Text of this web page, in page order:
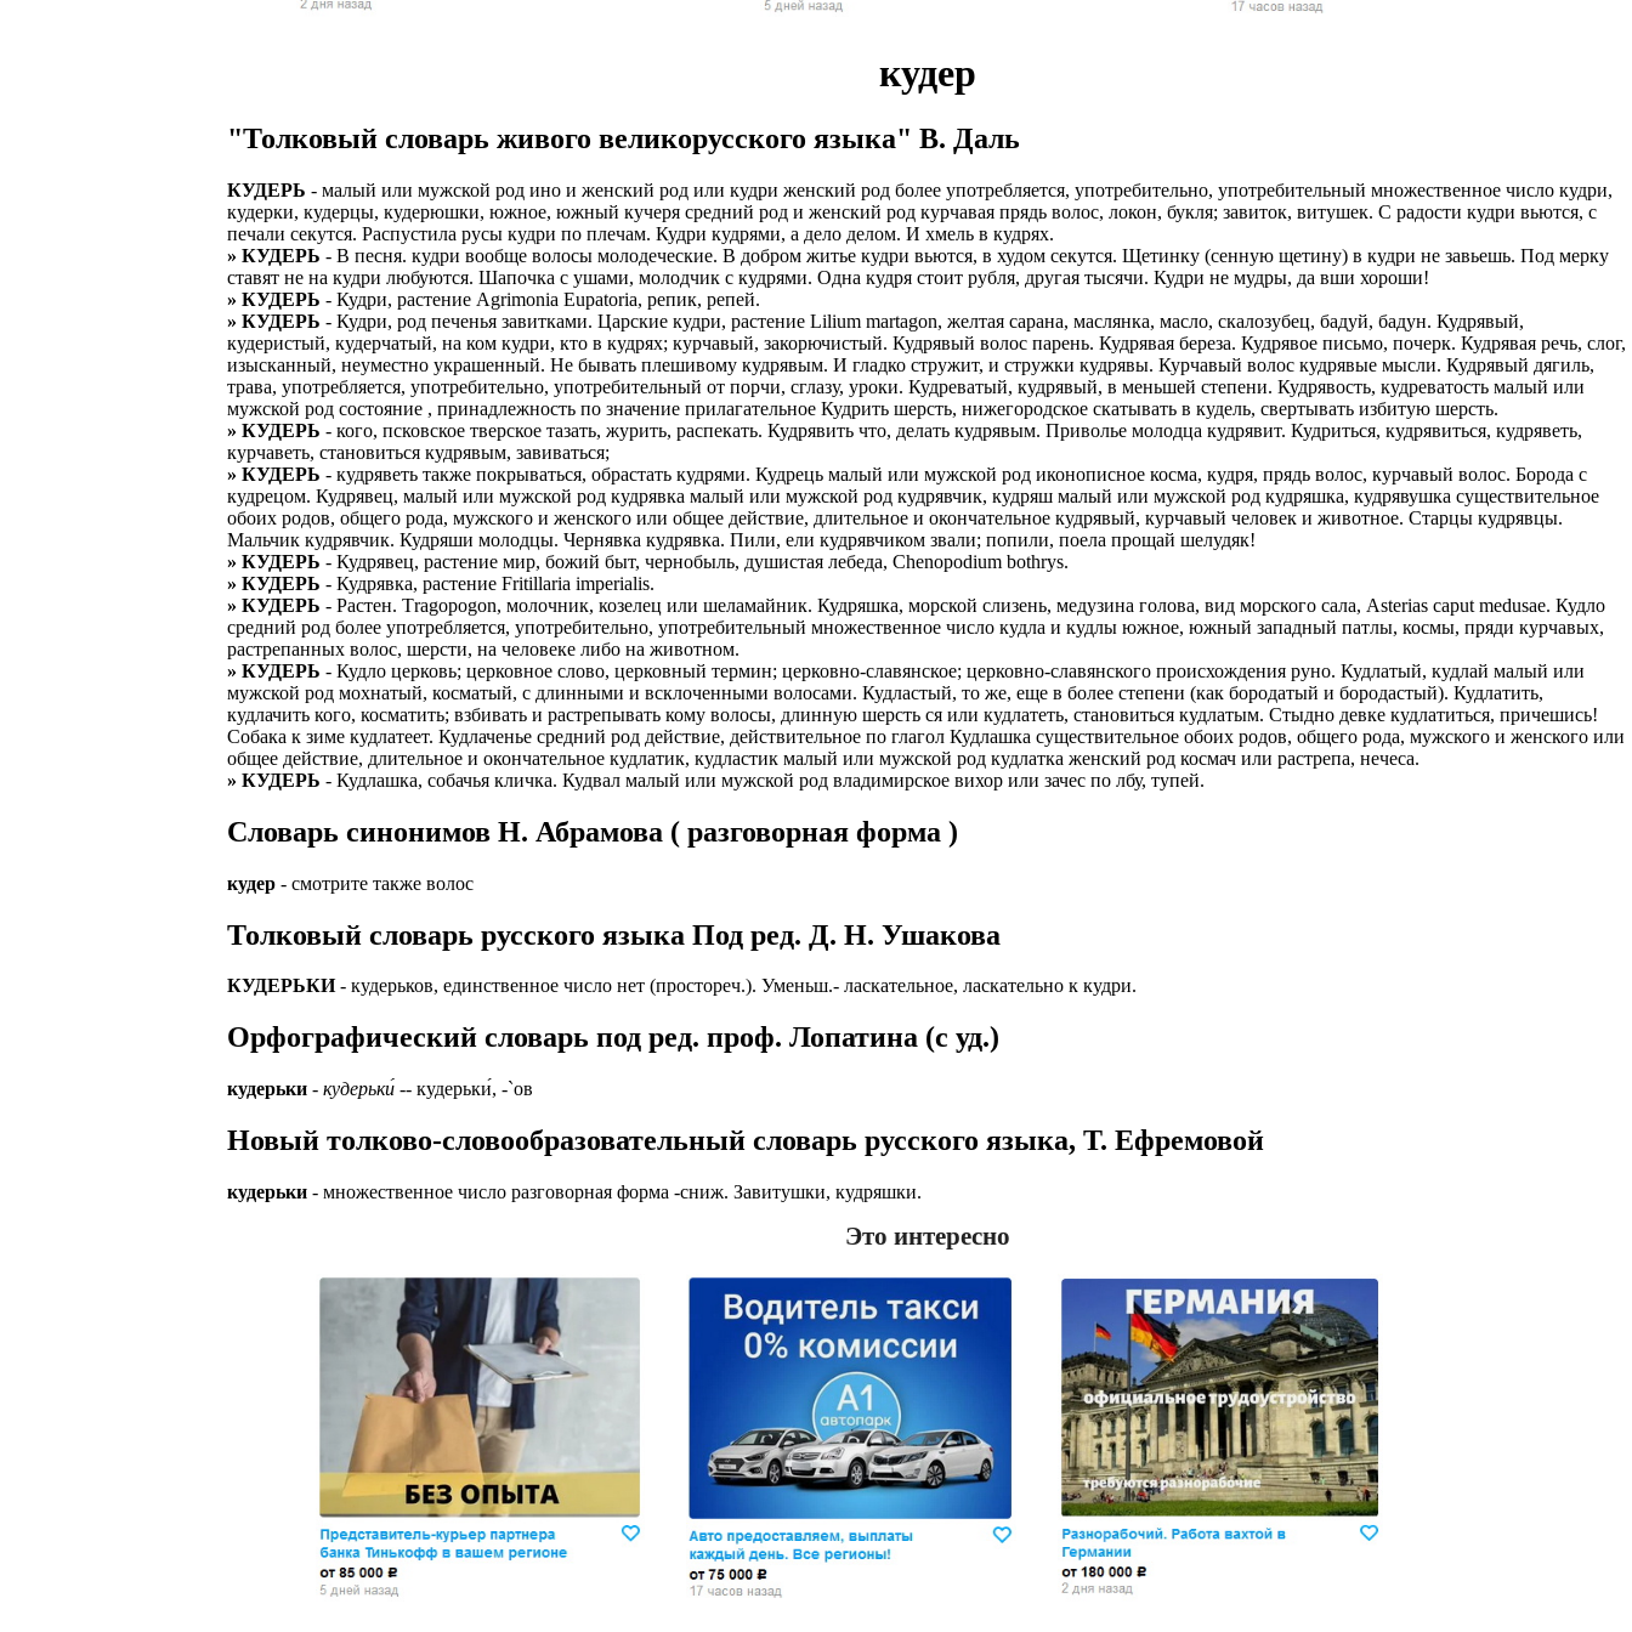
надежность и качество выполнения наших услуг. Ведётся постоянный набор мужчин, женщин и
ВНИМАНИЕ: Мы не оплачиваем стоимость оформления и перелёт.
имеет права вычитывать какие то деньги из вашей зарплаты!
Варианты: 1) Рабочая виза на 6 месяцев (можно продлевать на месте, не выезжая из страны),
2) Рабочая виза на 1 год (можно продлевать, не выезжая из страны);
3) Также предоставим возможность оформления Вида на Жительство.
Знание языка не является обязательным. Наличие заграничного паспорта;
Требуются мужчины, женщины, а также семейные пары;
Варианты работ: фабрики, заводы.
Средняя зарплата 1500-2500 евро в месяц (130 000-230 000 рублей). Заработок указан
средний, зависит от подобранной вакансии и сложности работы. + переработки
оплачиваются отдельно.
Жилье предоставляется работодателем. Страховка. Премии. Официальное трудоустройство.
График 10-12 часов. 5-6 дневная рабочая неделя.
ПРОЦЕСС ОФОРМЛЕНИЯ: подробная консультация, оформление контракта> заказываем
приглашение от работодателя > оформление визы > отправка > прохождение границы, встреча
работодателем подобранной заранее вакансии > прибытие на предприятие и место проживание.
Лицензия по трудоустройству за рубежом № 20118251359
ВОЗМОЖНО ДИСТАНЦИОННОЕ ОФОРМЛЕНИЕ ИЗ ЛЮБОГО РЕГИОНА РФ!
Также смотрите дополнительные предложения по отправке в другие страны в нашем профиле.
А также рассматриваются соискатели с опытом работы: рабочий, разнорабочий, комплектовщик,
# работа за границей
# работа за рубежом
# трудоустройство за границей
# трудоустройство за рубежом
Авто находится у Вас 24 часа в сутки и в выходные дни
Никаких % и комиссий автопарков
Гарантированный стабильный доход не зависимо от суммы заказов
Большой автопарк: Правый/левый руль, АКПП/МКПП, бензин/ГАЗ
В наличии авто с возможностью выкупа от 600р.
Ищем водителей в штат.
Звоните ежедневно, работаем без выходных
количество мест на вакансию ограничено
Дружный коллектив.
Смартфон для работы и полная оплата мобильной связи.
Скидки и акции от партнеров компании.
Выгодные условия на продукты Тинькофф банка.
ЧТОБЫ УСТРОИТЬСЯ ПРЕДСТАВИТЕЛЕМ
Откликнитесь на это объявление.
Получите приглашение в личный кабинет кандидата.
Заполните короткую анкету.
Ожидайте звонка менеджера.
ЗАДАЧИ РЕГИОНАЛЬНОГО ПРЕДСТАВИТЕЛЯ
Доставлять клиентам банковские продукты, в том числе карты.
Подписывать документы при передаче и консультировать клиентов, как выгодно пользоваться
картами банка.
В ходе консультации представители могут подключать доп. услуги (например помочь в
установке мобильного банка на телефон), за что получают дополнительную плату.
Пожалуйста, НЕ ЗВОНИТЕ! Пишите.
Опыт не нужен, но приветствуется на следующих позициях: менеджер, представитель,
региональный представитель, продавец-консультант, курьер, банковский курьер, курьер банка,
Открытие, Почта Банк.
А также в компаниях: Евросеть, Мегафон, Связной, СДЭК, ПЭК и т.д.
кудер
"Толковый словарь живого великорусского языка" В. Даль
КУДЕРЬ - малый или мужской род ино и женский род или кудри женский род более употребляется, употребительно, употребительный множественное число кудри,
кудерки, кудерцы, кудерюшки, южное, южный кучеря средний род и женский род курчавая прядь волос, локон, букля; завиток, витушек. С радости кудри вьются, с
печали секутся. Распустила русы кудри по плечам. Кудри кудрями, а дело делом. И хмель в кудрях.
» КУДЕРЬ - В песня. кудри вообще волосы молодеческие. В добром житье кудри вьются, в худом секутся. Щетинку (сенную щетину) в кудри не завьешь. Под мерку
ставят не на кудри любуются. Шапочка с ушами, молодчик с кудрями. Одна кудря стоит рубля, другая тысячи. Кудри не мудры, да вши хороши!
» КУДЕРЬ - Кудри, растение Аgrimonia Eupatoriа, репик, репей.
» КУДЕРЬ - Кудри, род печенья завитками. Царские кудри, растение Lilium martagon, желтая сарана, маслянка, масло, скалозубец, бадуй, бадун. Кудрявый,
кудеристый, кудерчатый, на ком кудри, кто в кудрях; курчавый, закорючистый. Кудрявый волос парень. Кудрявая береза. Кудрявое письмо, почерк. Кудрявая речь, слог,
изысканный, неуместно украшенный. Не бывать плешивому кудрявым. И гладко стружит, и стружки кудрявы. Курчавый волос кудрявые мысли. Кудрявый дягиль,
трава, употребляется, употребительно, употребительный от порчи, сглазу, уроки. Кудреватый, кудрявый, в меньшей степени. Кудрявость, кудреватость малый или
мужской род состояние , принадлежность по значение прилагательное Кудрить шерсть, нижегородское скатывать в кудель, свертывать избитую шерсть.
» КУДЕРЬ - кого, псковское тверское тазать, журить, распекать. Кудрявить что, делать кудрявым. Приволье молодца кудрявит. Кудриться, кудрявиться, кудряветь,
курчаветь, становиться кудрявым, завиваться;
» КУДЕРЬ - кудряветь также покрываться, обрастать кудрями. Кудрець малый или мужской род иконописное косма, кудря, прядь волос, курчавый волос. Борода с
кудрецом. Кудрявец, малый или мужской род кудрявка малый или мужской род кудрявчик, кудряш малый или мужской род кудряшка, кудрявушка существительное
обоих родов, общего рода, мужского и женского или общее действие, длительное и окончательное кудрявый, курчавый человек и животное. Старцы кудрявцы.
Мальчик кудрявчик. Кудряши молодцы. Чернявка кудрявка. Пили, ели кудрявчиком звали; попили, поела прощай шелудяк!
» КУДЕРЬ - Кудрявец, растение мир, божий быт, чернобыль, душистая лебеда, Сhenopodium bothrys.
» КУДЕРЬ - Кудрявка, растение Fritillaria imperialis.
» КУДЕРЬ - Растен. Тragopogon, молочник, козелец или шеламайник. Кудряшка, морской слизень, медузина голова, вид морского сала, Аsterias caput medusae. Кудло
средний род более употребляется, употребительно, употребительный множественное число кудла и кудлы южное, южный западный патлы, космы, пряди курчавых,
растрепанных волос, шерсти, на человеке либо на животном.
» КУДЕРЬ - Кудло церковь; церковное слово, церковный термин; церковно-славянское; церковно-славянского происхождения руно. Кудлатый, кудлай малый или
мужской род мохнатый, косматый, с длинными и всклоченными волосами. Кудластый, то же, еще в более степени (как бородатый и бородастый). Кудлатить,
кудлачить кого, косматить; взбивать и растрепывать кому волосы, длинную шерсть ся или кудлатеть, становиться кудлатым. Стыдно девке кудлатиться, причешись!
Собака к зиме кудлатеет. Кудлаченье средний род действие, действительное по глагол Кудлашка существительное обоих родов, общего рода, мужского и женского или
общее действие, длительное и окончательное кудлатик, кудластик малый или мужской род кудлатка женский род космач или растрепа, нечеса.
» КУДЕРЬ - Кудлашка, собачья кличка. Кудвал малый или мужской род владимирское вихор или зачес по лбу, тупей.
Cловарь синонимов Н. Абрамова ( разговорная форма )
кудер - смотрите также волос
Толковый словарь русского языка Под ред. Д. Н. Ушакова
КУДЕРЬКИ- кудерьков, единственное число нет (простореч.). Уменьш.- ласкательное, ласкательно к кудри.
Орфографический словарь под ред. проф. Лопатина (c уд.)
кудерьки - кудерьки́ -- кудерьки́, -`ов
Новый толково-словообразовательный словарь русского языка, Т. Ефремовой
кудерьки - множественное число разговорная форма -сниж. Завитушки, кудряшки.
Это интересно